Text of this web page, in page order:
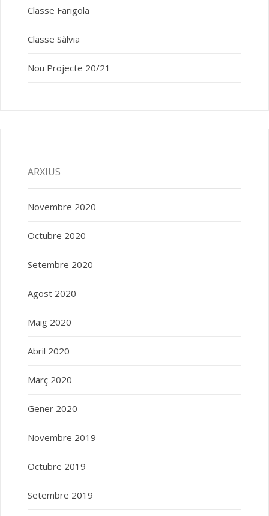
Classe Farigola
Classe Sàlvia
Nou Projecte 20/21
ARXIUS
Novembre 2020
Octubre 2020
Setembre 2020
Agost 2020
Maig 2020
Abril 2020
Març 2020
Gener 2020
Novembre 2019
Octubre 2019
Setembre 2019